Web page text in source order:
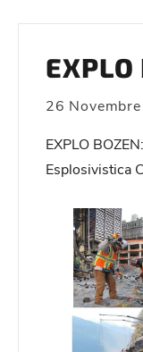
EXPLO
26
EXPLO
Esplosivistica